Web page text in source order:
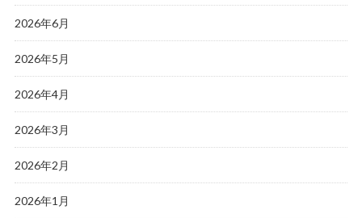
2026年6月
2026年5月
2026年4月
2026年3月
2026年2月
2026年1月